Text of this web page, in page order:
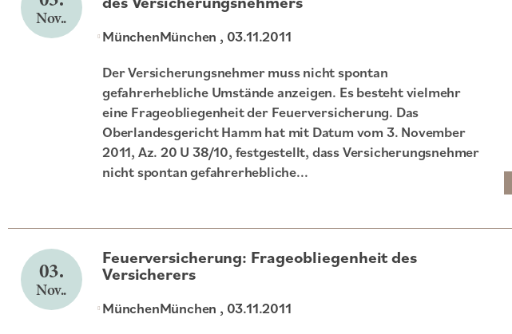
Nov..
MünchenMünchen , 03.11.2011
Der Versicherungsnehmer muss nicht spontan
gefahrerhebliche Umstände anzeigen. Es besteht vielmehr
eine Frageobliegenheit der Feuerversicherung. Das
Oberlandesgericht Hamm hat mit Datum vom 3. November
2011, Az. 20 U 38/10, festgestellt, dass Versicherungsnehmer
nicht spontan gefahrerhebliche...
03.
Nov..
Feuerversicherung: Frageobliegenheit des
Versicherers
MünchenMünchen , 03.11.2011